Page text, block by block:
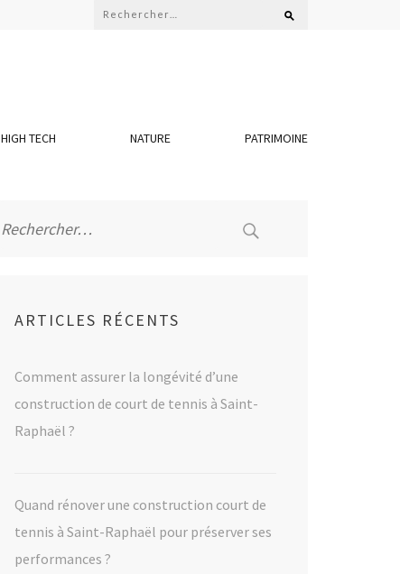
Rechercher :
HIGH TECH NATURE PATRIMOINE
ARTICLES RÉCENTS
Comment assurer la longévité d’une
construction de court de tennis à Saint-
Raphaël ?
Quand rénover une construction court de
tennis à Saint-Raphaël pour préserver ses
performances ?